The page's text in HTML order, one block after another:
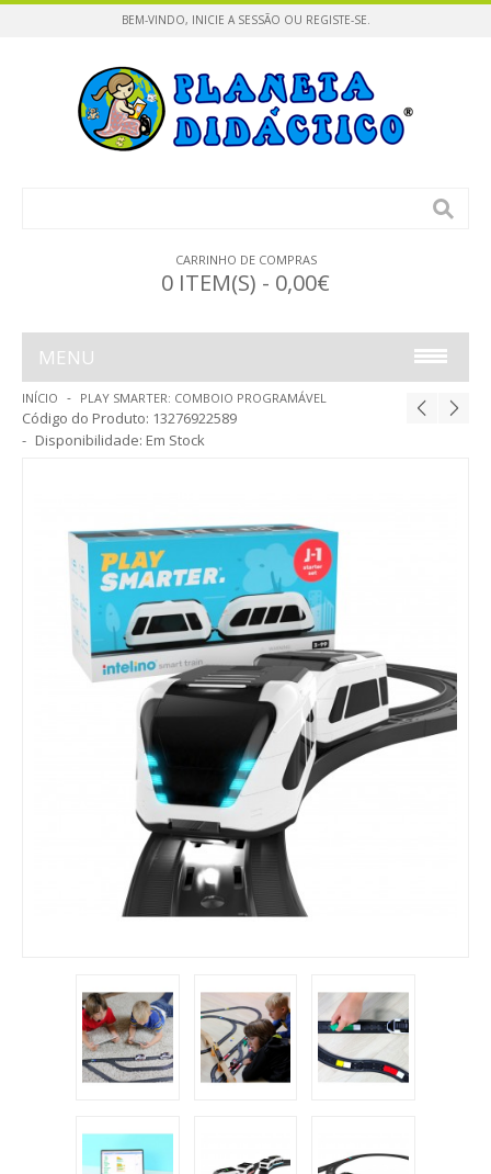
BEM-VINDO, INICIE A SESSÃO OU REGISTE-SE.
CARRINHO DE COMPRAS
0 ITEM(S) - 0,00€
MENU
INFÂNCIA
CONSTRUÇÕES / PUZZLES
MANIPULÁVEIS / MOTRICIDADE
LINGUAGEM / ESCRITA
MATEMÁTICA
EDUCAÇÃO INCLUSIVA
COZINHAS / ACESSÓRIOS / ...
BONECAS / CASAS / ...
ANIMAIS
MALAS DE VIAGEM
MOBILIÁRIO
INÍCIO PLAY SMARTER: COMBOIO PROGRAMÁVEL
Código do Produto: 13276922589
Disponibilidade: Em Stock